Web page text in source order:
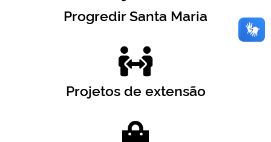
Progredir Santa Maria
Projetos de extensão